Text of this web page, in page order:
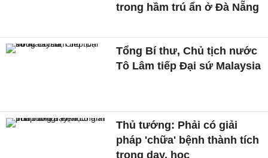
trong hầm trú ẩn ở Đà Nẵng
Tổng Bí thư, Chủ tịch nước
Tô Lâm tiếp Đại sứ Malaysia
Thủ tướng: Phải có giải
pháp 'chữa' bệnh thành tích
trong dạy, học